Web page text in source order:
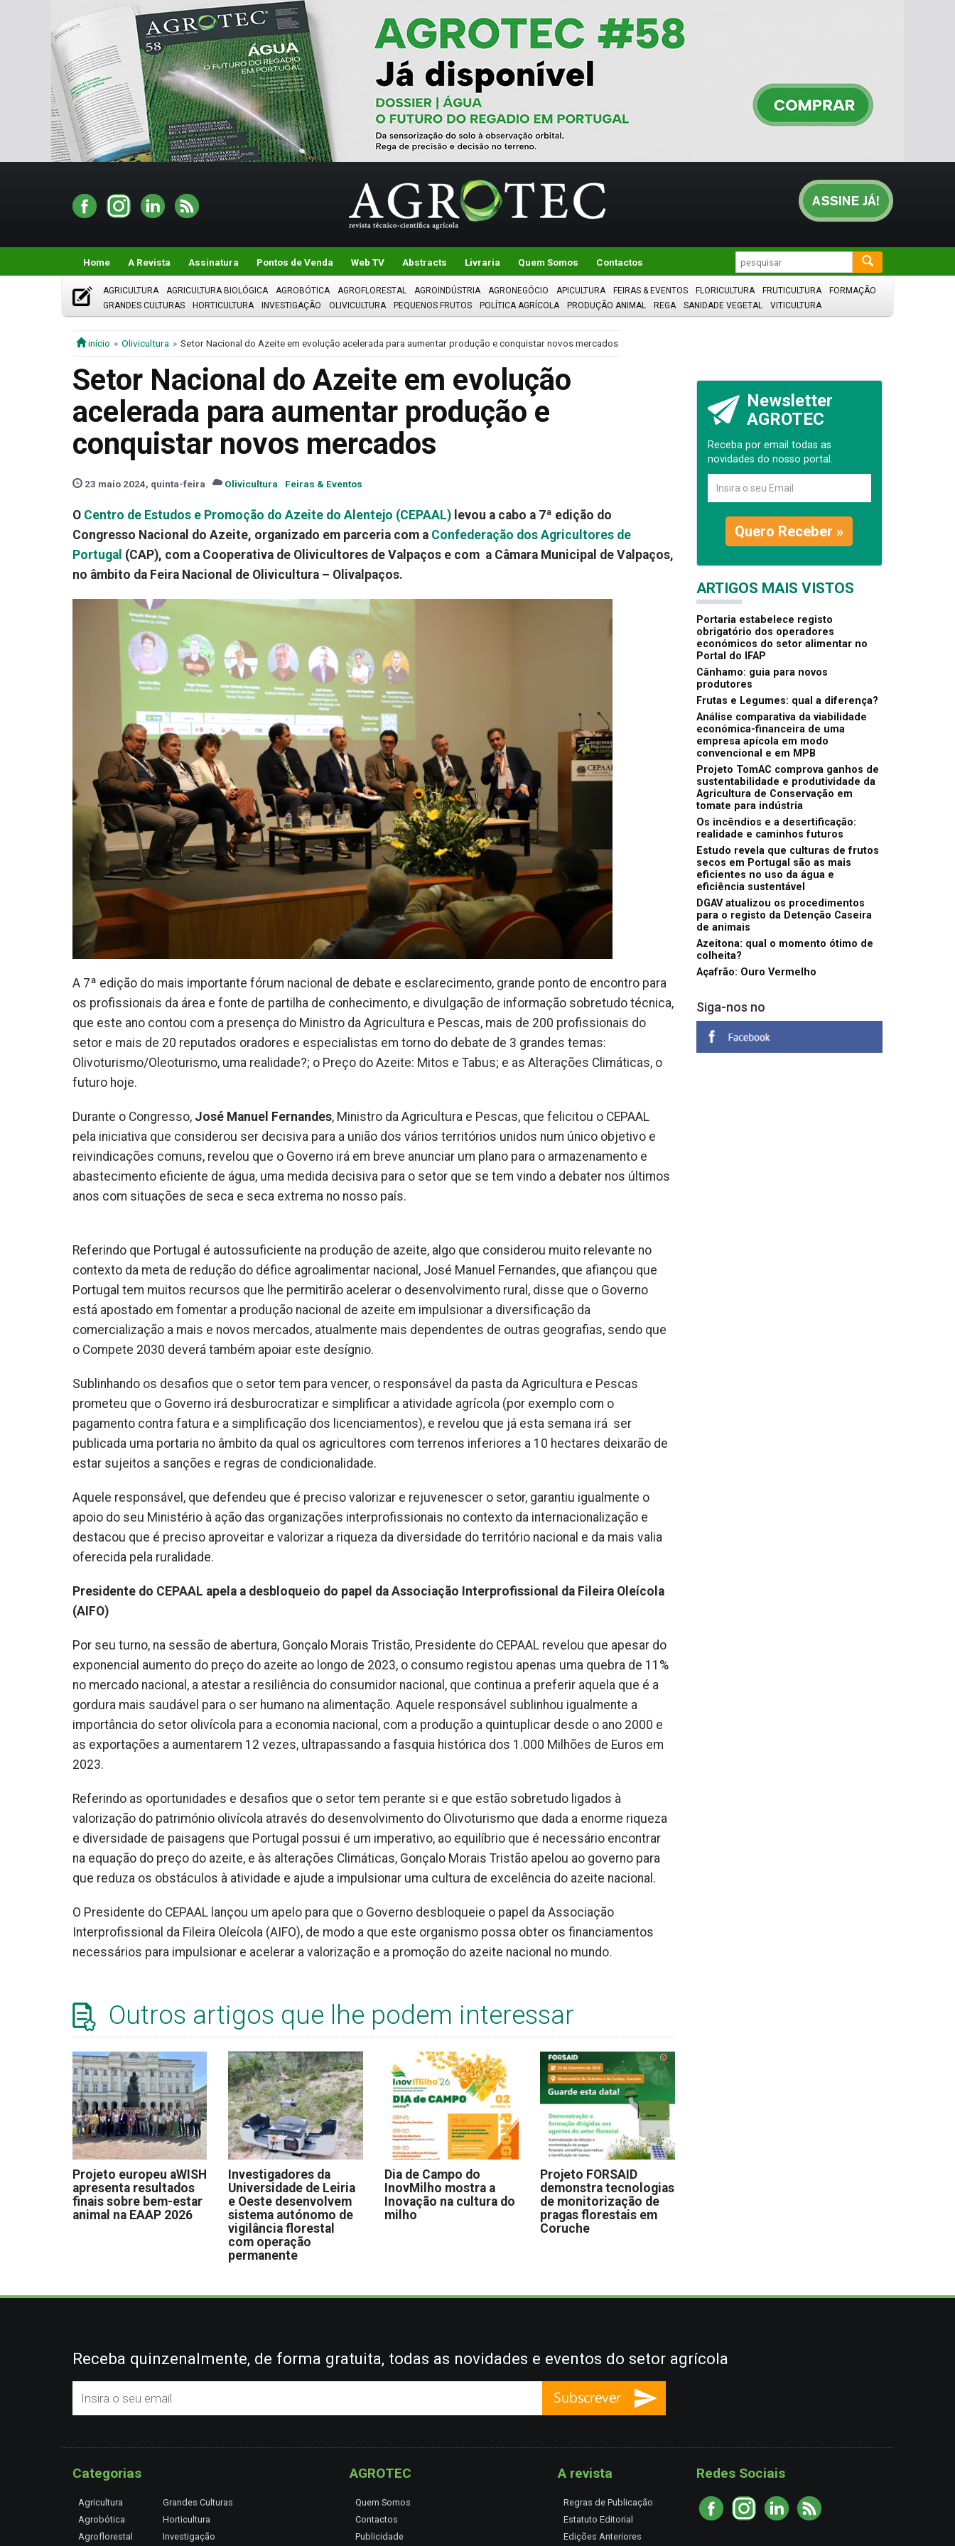
Home A Revista Assinatura Pontos de Venda Web TV Abstracts Livraria Quem Somos Contactos
AGRICULTURA AGRICULTURA BIOLÓGICA AGROBÓTICA AGROFLORESTAL AGROINDÚSTRIA AGRONEGÓCIO APICULTURA FEIRAS & EVENTOS FLORICULTURA FRUTICULTURA
FORMAÇÃO
GRANDES CULTURAS
HORTICULTURA INVESTIGAÇÃO OLIVICULTURA PEQUENOS FRUTOS POLÍTICA AGRÍCOLA PRODUÇÃO ANIMAL REGA SANIDADE VEGETAL VITICULTURA
início Olivicultura Setor Nacional do Azeite em evolução acelerada para aumentar produção e conquistar novos mercados
Setor Nacional do Azeite em evolução
acelerada para aumentar produção e
conquistar novos mercados
23 maio 2024, quinta-feira Olivicultura Feiras & Eventos
O Centro de Estudos e Promoção do Azeite do Alentejo (CEPAAL) levou a cabo a 7ª edição do
Congresso Nacional do Azeite, organizado em parceria com a Confederação dos Agricultores de
Portugal (CAP), com a Cooperativa de Olivicultores de Valpaços e com a Câmara Municipal de Valpaços,
no âmbito da Feira Nacional de Olivicultura – Olivalpaços.
A 7ª edição do mais importante fórum nacional de debate e esclarecimento, grande ponto de encontro para
os profissionais da área e fonte de partilha de conhecimento, e divulgação de informação sobretudo técnica,
que este ano contou com a presença do Ministro da Agricultura e Pescas, mais de 200 profissionais do
setor e mais de 20 reputados oradores e especialistas em torno do debate de 3 grandes temas:
Olivoturismo/Oleoturismo, uma realidade?; o Preço do Azeite: Mitos e Tabus; e as Alterações Climáticas, o
futuro hoje.
Durante o Congresso, José Manuel Fernandes, Ministro da Agricultura e Pescas, que felicitou o CEPAAL
pela iniciativa que considerou ser decisiva para a união dos vários territórios unidos num único objetivo e
reivindicações comuns, revelou que o Governo irá em breve anunciar um plano para o armazenamento e
abastecimento eficiente de água, uma medida decisiva para o setor que se tem vindo a debater nos últimos
anos com situações de seca e seca extrema no nosso país.
Referindo que Portugal é autossuficiente na produção de azeite, algo que considerou muito relevante no
contexto da meta de redução do défice agroalimentar nacional, José Manuel Fernandes, que afiançou que
Portugal tem muitos recursos que lhe permitirão acelerar o desenvolvimento rural, disse que o Governo
está apostado em fomentar a produção nacional de azeite em impulsionar a diversificação da
comercialização a mais e novos mercados, atualmente mais dependentes de outras geografias, sendo que
o Compete 2030 deverá também apoiar este desígnio.
Sublinhando os desafios que o setor tem para vencer, o responsável da pasta da Agricultura e Pescas
prometeu que o Governo irá desburocratizar e simplificar a atividade agrícola (por exemplo com o
pagamento contra fatura e a simplificação dos licenciamentos), e revelou que já esta semana irá ser
publicada uma portaria no âmbito da qual os agricultores com terrenos inferiores a 10 hectares deixarão de
estar sujeitos a sanções e regras de condicionalidade.
Aquele responsável, que defendeu que é preciso valorizar e rejuvenescer o setor, garantiu igualmente o
apoio do seu Ministério à ação das organizações interprofissionais no contexto da internacionalização e
destacou que é preciso aproveitar e valorizar a riqueza da diversidade do território nacional e da mais valia
oferecida pela ruralidade.
Presidente do CEPAAL apela a desbloqueio do papel da Associação Interprofissional da Fileira Oleícola
(AIFO)
Por seu turno, na sessão de abertura, Gonçalo Morais Tristão, Presidente do CEPAAL revelou que apesar do
exponencial aumento do preço do azeite ao longo de 2023, o consumo registou apenas uma quebra de 11%
no mercado nacional, a atestar a resiliência do consumidor nacional, que continua a preferir aquela que é a
gordura mais saudável para o ser humano na alimentação. Aquele responsável sublinhou igualmente a
importância do setor olivícola para a economia nacional, com a produção a quintuplicar desde o ano 2000 e
as exportações a aumentarem 12 vezes, ultrapassando a fasquia histórica dos 1.000 Milhões de Euros em
2023.
Referindo as oportunidades e desafios que o setor tem perante si e que estão sobretudo ligados à
valorização do património olivícola através do desenvolvimento do Olivoturismo que dada a enorme riqueza
e diversidade de paisagens que Portugal possui é um imperativo, ao equilíbrio que é necessário encontrar
na equação do preço do azeite, e às alterações Climáticas, Gonçalo Morais Tristão apelou ao governo para
que reduza os obstáculos à atividade e ajude a impulsionar uma cultura de excelência do azeite nacional.
O Presidente do CEPAAL lançou um apelo para que o Governo desbloqueie o papel da Associação
Interprofissional da Fileira Oleícola (AIFO), de modo a que este organismo possa obter os financiamentos
necessários para impulsionar e acelerar a valorização e a promoção do azeite nacional no mundo.
Outros artigos que lhe podem interessar
Projeto europeu aWISH
apresenta resultados
finais sobre bem-estar
animal na EAAP 2026
Investigadores da
Universidade de Leiria
e Oeste desenvolvem
sistema autónomo de
vigilância florestal
com operação
permanente
Dia de Campo do
InovMilho mostra a
Inovação na cultura do
milho
Projeto FORSAID
demonstra tecnologias
de monitorização de
pragas florestais em
Coruche
Newsletter
AGROTEC
Receba por email todas as
novidades do nosso portal.
Quero Receber »
ARTIGOS MAIS VISTOS
Portaria estabelece registo
obrigatório dos operadores
económicos do setor alimentar no
Portal do IFAP
Cânhamo: guia para novos
produtores
Frutas e Legumes: qual a diferença?
Análise comparativa da viabilidade
económica-financeira de uma
empresa apícola em modo
convencional e em MPB
Projeto TomAC comprova ganhos de
sustentabilidade e produtividade da
Agricultura de Conservação em
tomate para indústria
Os incêndios e a desertificação:
realidade e caminhos futuros
Estudo revela que culturas de frutos
secos em Portugal são as mais
eficientes no uso da água e
eficiência sustentável
DGAV atualizou os procedimentos
para o registo da Detenção Caseira
de animais
Azeitona: qual o momento ótimo de
colheita?
Açafrão: Ouro Vermelho
Siga-nos no
Receba quinzenalmente, de forma gratuita, todas as novidades e eventos do setor agrícola
Categorias
Agricultura
Agrobótica
Agroflorestal
Grandes Culturas
Horticultura
Investigação
AGROTEC
Quem Somos
Contactos
Publicidade
A revista
Regras de Publicação
Estatuto Editorial
Edições Anteriores
Redes Sociais